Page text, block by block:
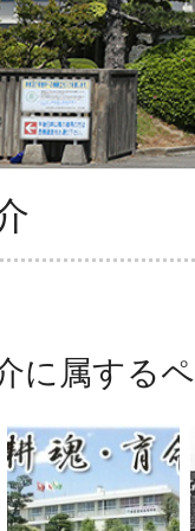
に属する